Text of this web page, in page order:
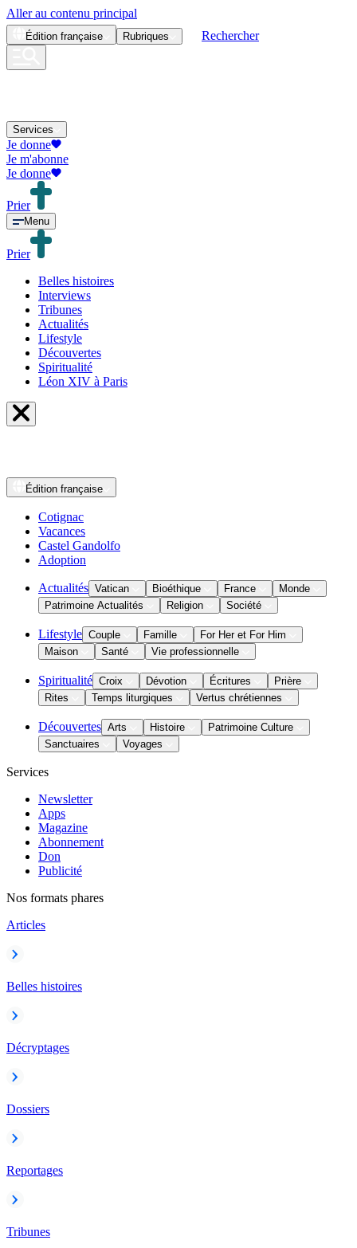
Aller au contenu principal
Édition française Rubriques Rechercher
Services
Je donne
Je m'abonne
Je donne
Prier
Menu
Prier
Belles histoires
Interviews
Tribunes
Actualités
Lifestyle
Découvertes
Spiritualité
Léon XIV à Paris
Édition française
Cotignac
Vacances
Castel Gandolfo
Adoption
Actualités Vatican Bioéthique France
Monde
Patrimoine Actualités
Religion Société
Lifestyle Couple Famille
For Her et For Him
Maison
Santé Vie professionnelle
Spiritualité Croix Dévotion Écritures
Prière
Rites
Temps liturgiques Vertus chrétiennes
Découvertes Arts Histoire
Patrimoine Culture
Sanctuaires
Voyages
Services
Newsletter
Apps
Magazine
Abonnement
Don
Publicité
Nos formats phares
Articles
Belles histoires
Décryptages
Dossiers
Reportages
Tribunes